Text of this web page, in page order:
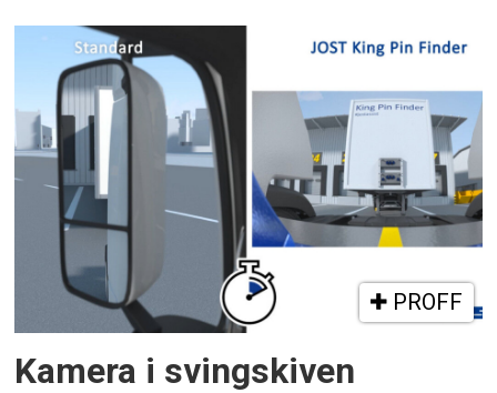
PROFF
Kamera i svingskiven